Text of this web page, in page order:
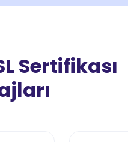
Sertifikası